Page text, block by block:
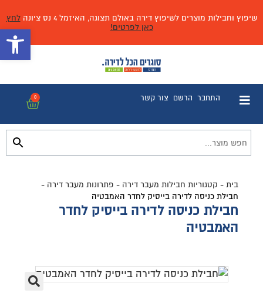
שיפוץ וחבילות מוצרים לשיפוץ דירה באולם תצוגה, האיזמל 4 נס ציונה
לחץ
כאן לפרטים!
התחבר הרשם צור קשר 0
בית - קטגוריות חבילות מעבר דירה - פתרונות מעבר דירה -
חבילת כניסה לדירה בייסיק לחדר האמבטיה
חבילת כניסה לדירה בייסיק לחדר
האמבטיה